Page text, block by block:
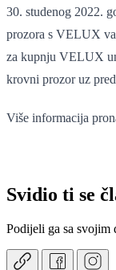
30. studenog 2022.
prozora s VELUX
za kupnju VELUX
krovni prozor uz
Više informacija
Svidio ti se
Podijeli ga sa svojim